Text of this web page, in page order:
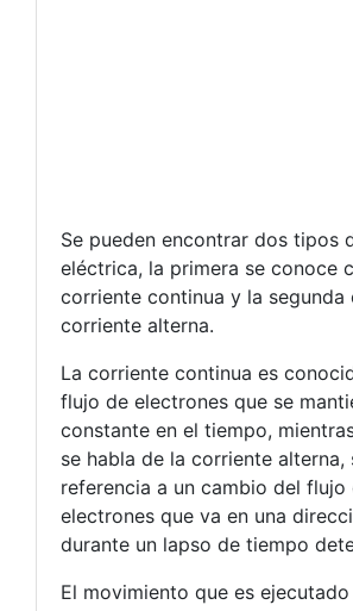
Se pueden encontrar dos tipos
eléctrica, la primera se conoce
corriente continua y la segunda
corriente alterna.
La corriente continua es
flujo de electrones que se
constante en el tiempo,
se habla de la corriente alterna,
referencia a un cambio del flujo
electrones que va en una
durante un lapso de tiempo
El movimiento que es